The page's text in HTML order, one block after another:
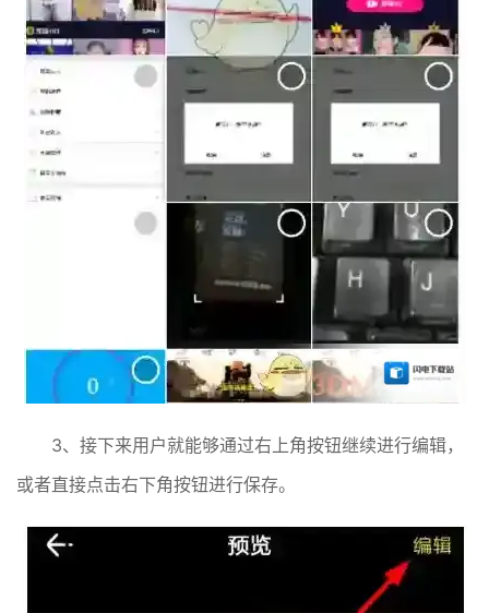
3、接下来用户就能够通过右上角按钮继续进行编辑，
或者直接点击右下角按钮进行保存。